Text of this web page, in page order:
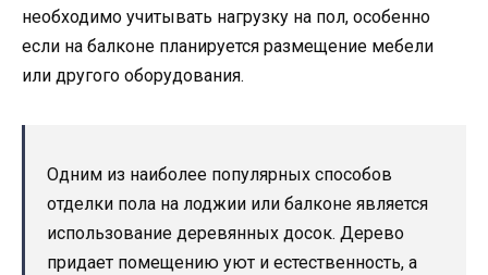
необходимо учитывать нагрузку на пол, особенно
если на балконе планируется размещение мебели
или другого оборудования.
Одним из наиболее популярных способов
отделки пола на лоджии или балконе является
использование деревянных досок. Дерево
придает помещению уют и естественность, а